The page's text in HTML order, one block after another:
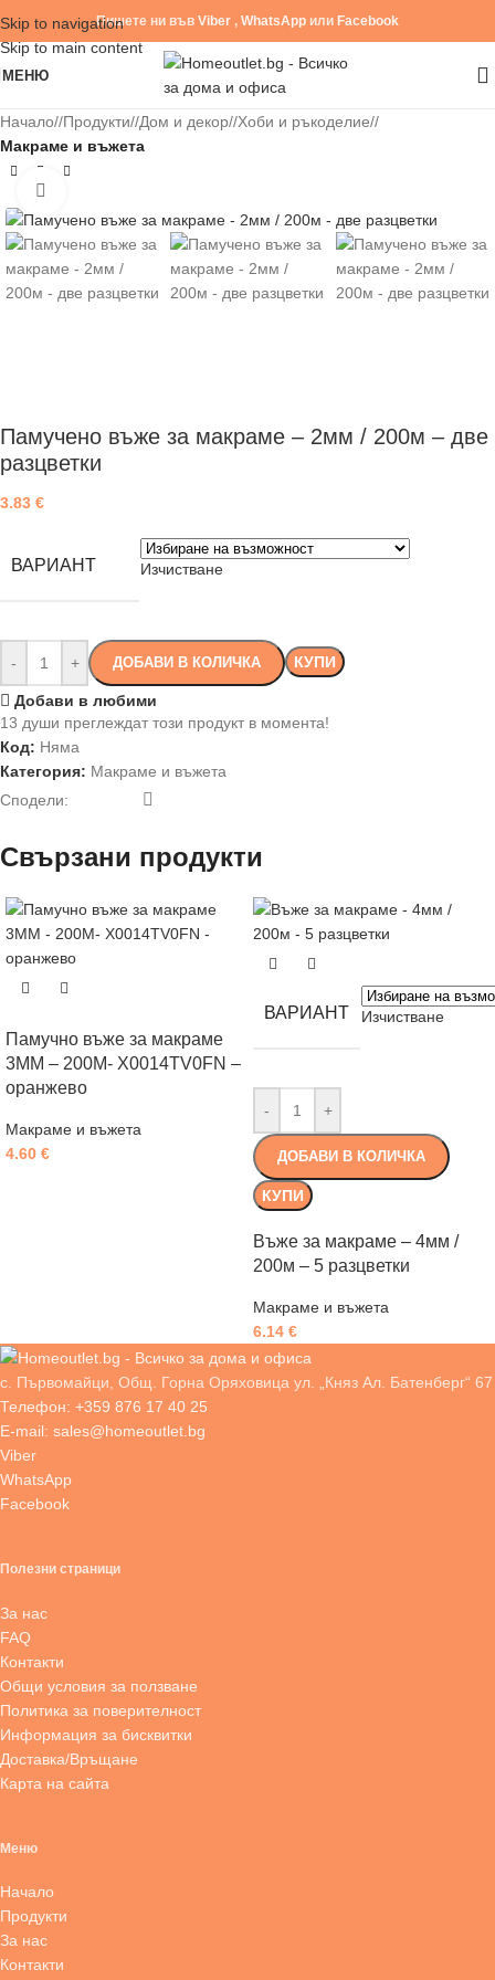
Skip to navigation
Skip to main content
Пишете ни във Viber , WhatsApp или Facebook
МЕНЮ
Начало/ Продукти/ Дом и декор/ Хоби и ръкоделие/
Макраме и въжета
Памучено въже за макраме – 2мм / 200м – две
разцветки
3.83 €
ВАРИАНТ Изчистване
- + ДОБАВИ В КОЛИЧКА КУПИ
Добави в любими
13 души преглеждат този продукт в момента!
Код: Няма
Категория: Макраме и въжета
Сподели:
Свързани продукти
Памучно въже за макраме
3MM – 200M- X0014TV0FN –
оранжево
Макраме и въжета
4.60 €
ВАРИАНТ Изчистване
- +
ДОБАВИ В КОЛИЧКА
КУПИ
Въже за макраме – 4мм /
200м – 5 разцветки
Макраме и въжета
6.14 €
с. Първомайци, Общ. Горна Оряховица ул. „Княз Ал. Батенберг“ 67
Телефон: +359 876 17 40 25
E-mail: sales@homeoutlet.bg
Viber
WhatsApp
Facebook
Полезни страници
За нас
FAQ
Контакти
Общи условия за ползване
Политика за поверителност
Информация за бисквитки
Доставка/Връщане
Карта на сайта
Меню
Начало
Продукти
За нас
Контакти